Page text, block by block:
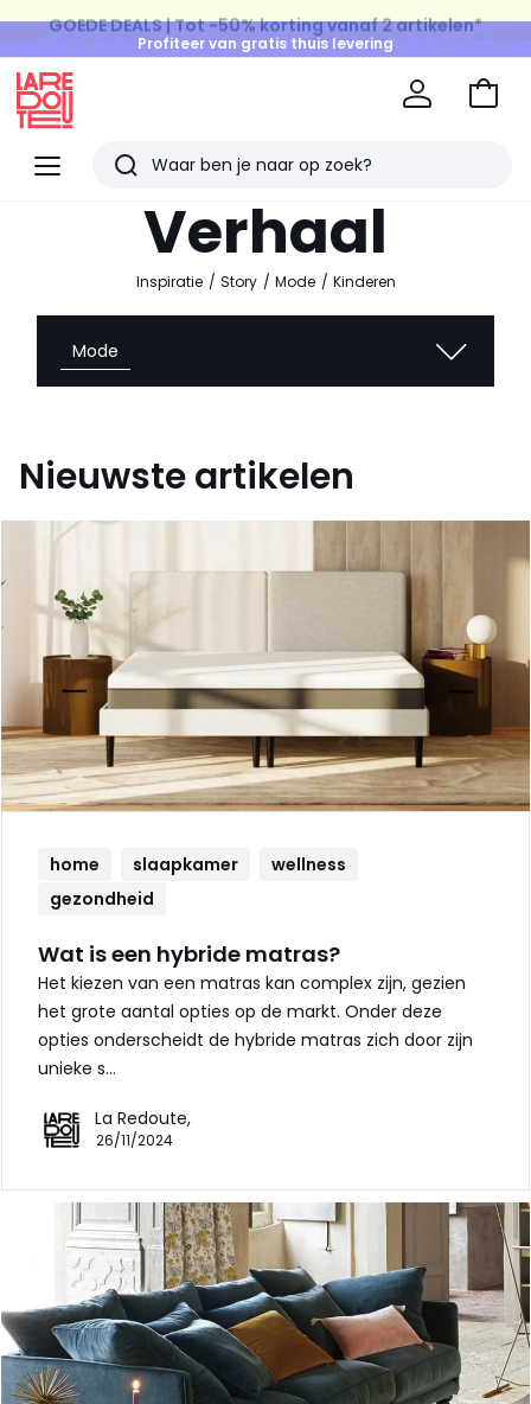
Profiteer van gratis thuis levering
op al de Mode & Home aankopen
Menu
Redoute
Zoeken
Laatst
bekeken
artikelen
Naar
Verhaal
Inspiratie Story Mode Kinderen
Mode
Nieuwste artikelen
home slaapkamer
wellness
gezondheid
Wat is een hybride matras?
Het kiezen van een matras kan complex zijn, gezien
het grote aantal opties op de markt. Onder deze
opties onderscheidt de hybride matras zich door zijn
unieke s…
La Redoute,
26/11/2024